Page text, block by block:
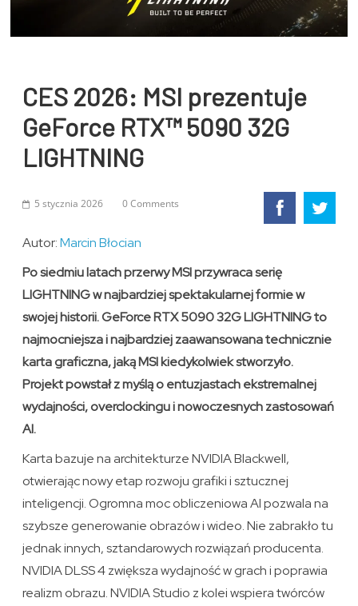
CES 2026: MSI prezentuje
GeForce RTX™ 5090 32G
LIGHTNING
5 stycznia 2026 0 Comments
Autor:Marcin Błocian
Po siedmiu latach przerwy MSI przywraca serię
LIGHTNING w najbardziej spektakularnej formie w
swojej historii. GeForce RTX 5090 32G LIGHTNING to
najmocniejsza i najbardziej zaawansowana technicznie
karta graficzna, jaką MSI kiedykolwiek stworzyło.
Projekt powstał z myślą o entuzjastach ekstremalnej
wydajności, overclockingu i nowoczesnych zastosowań
AI.
Karta bazuje na architekturze NVIDIA Blackwell,
otwierając nowy etap rozwoju grafiki i sztucznej
inteligencji. Ogromna moc obliczeniowa AI pozwala na
szybsze generowanie obrazów i wideo. Nie zabrakło tu
jednak innych, sztandarowych rozwiązań producenta.
NVIDIA DLSS 4 zwiększa wydajność w grach i poprawia
realizm obrazu. NVIDIA Studio z kolei wspiera twórców